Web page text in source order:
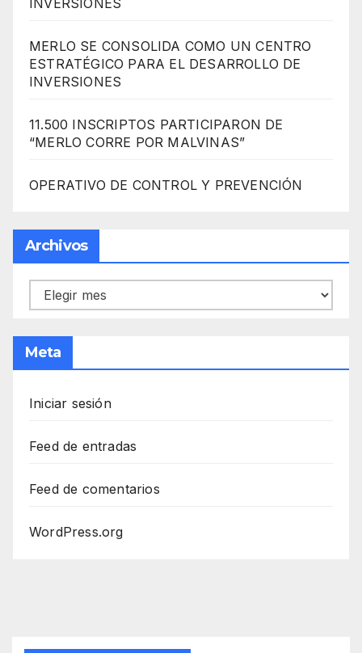
MERLO SE CONSOLIDA COMO UN CENTRO
ESTRATÉGICO PARA EL DESARROLLO DE
INVERSIONES
11.500 INSCRIPTOS PARTICIPARON DE
“MERLO CORRE POR MALVINAS”
OPERATIVO DE CONTROL Y PREVENCIÓN
Archivos
Archivos
Meta
Iniciar sesión
Feed de entradas
Feed de comentarios
WordPress.org